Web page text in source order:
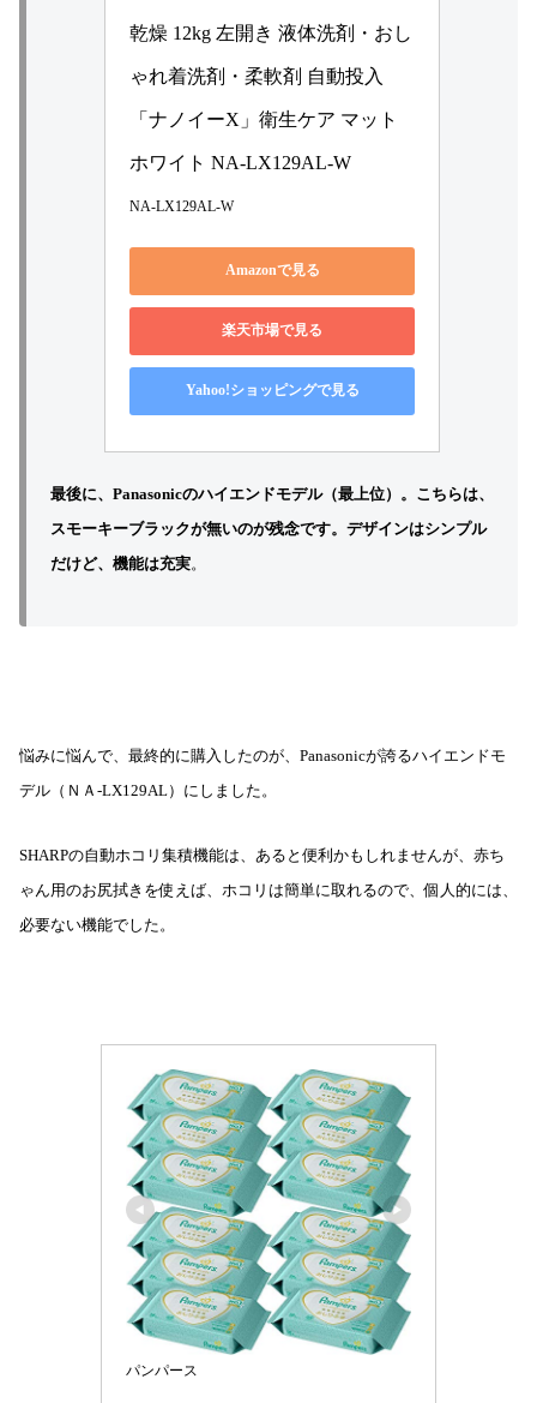
乾燥 12kg 左開き 液体洗剤・おし
ゃれ着洗剤・柔軟剤 自動投入
「ナノイーX」衛生ケア マット
ホワイト NA-LX129AL-W
NA-LX129AL-W
Amazonで見る
楽天市場で見る
Yahoo!ショッピングで見る
最後に、Panasonicのハイエンドモデル（最上位）。こちらは、
スモーキーブラックが無いのが残念です。デザインはシンプル
だけど、機能は充実。
悩みに悩んで、最終的に購入したのが、Panasonicが誇るハイエンドモ
デル（ＮＡ-LX129AL）にしました。
SHARPの自動ホコリ集積機能は、あると便利かもしれませんが、赤ち
ゃん用のお尻拭きを使えば、ホコリは簡単に取れるので、個人的には、
必要ない機能でした。
パンパース